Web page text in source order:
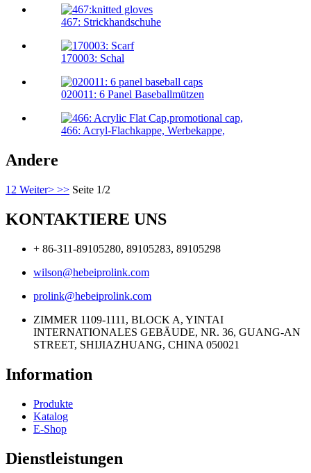
467: Strickhandschuhe
170003: Schal
020011: 6 Panel Baseballmützen
466: Acryl-Flachkappe, Werbekappe,
Andere
1 2 Weiter> >> Seite 1/2
KONTAKTIERE UNS
+ 86-311-89105280, 89105283, 89105298
wilson@hebeiprolink.com
prolink@hebeiprolink.com
ZIMMER 1109-1111, BLOCK A, YINTAI
INTERNATIONALES GEBÄUDE, NR. 36, GUANG-AN
STREET, SHIJIAZHUANG, CHINA 050021
Information
Produkte
Katalog
E-Shop
Dienstleistungen